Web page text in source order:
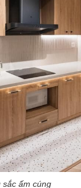
sắc ấm cúng